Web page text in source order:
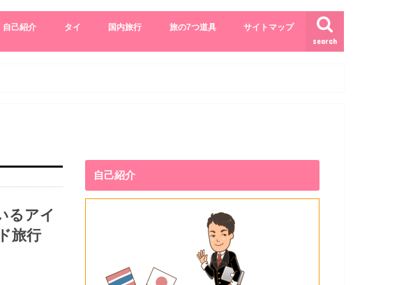
search
自己紹介 タイ 国内旅行 旅の7つ道具 サイトマップ
るアイ
旅行
自己紹介